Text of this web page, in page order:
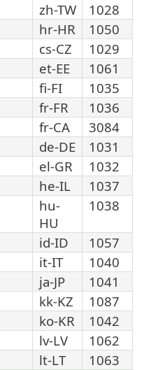
zh-TW
1028
hr-HR
1050
cs-CZ
1029
et-EE
1061
fi-FI
1035
fr-FR
1036
fr-CA
3084
de-DE
1031
el-GR
1032
he-IL
1037
hu-
HU
1038
id-ID
1057
it-IT
1040
ja-JP
1041
kk-KZ
1087
ko-KR
1042
lv-LV
1062
lt-LT
1063